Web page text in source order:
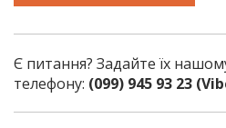
Є питання? Задайте їх
телефону: (099) 945 93 23